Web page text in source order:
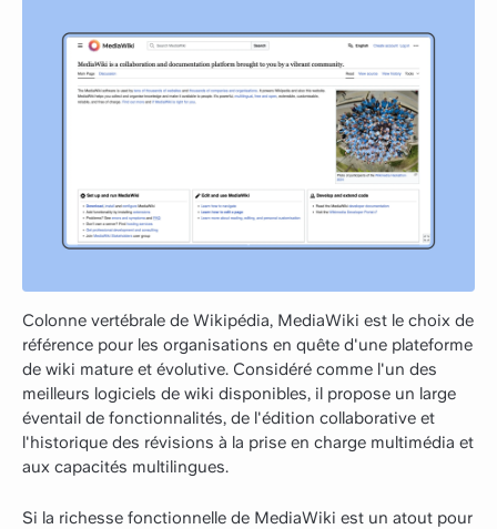
Colonne vertébrale de Wikipédia, MediaWiki est le choix de
référence pour les organisations en quête d'une plateforme
de wiki mature et évolutive. Considéré comme l'un des
meilleurs logiciels de wiki disponibles, il propose un large
éventail de fonctionnalités, de l'édition collaborative et
l'historique des révisions à la prise en charge multimédia et
aux capacités multilingues.
Si la richesse fonctionnelle de MediaWiki est un atout pour